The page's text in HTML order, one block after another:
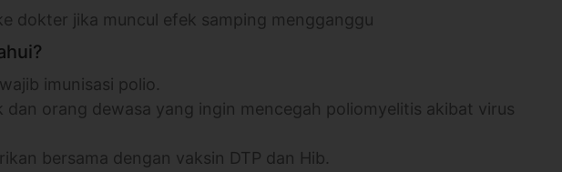
dokter jika muncul efek samping mengganggu
imunisasi polio.
dan orang dewasa yang ingin mencegah poliomyelitis akibat virus
bersama dengan vaksin DTP dan Hib.